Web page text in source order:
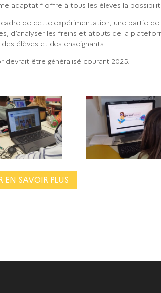
adaptatif offre à tous les élèves la
cadre de cette expérimentation, une partie de
d’analyser les freins et atouts de la
des élèves et des enseignants.
devrait être généralisé courant 2025.
EN SAVOIR PLUS